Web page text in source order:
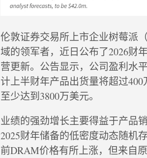
伦敦证券交易所上市企业树莓派
域的领军者，近日公布了2026财
营更新。公告显示，公司盈利水
计上半财年产品出货量将超过400
至少达到3800万美元。
业绩的强劲增长主要得益于产品
2025财年储备的低密度动态随机
前DRAM价格有所上涨，但来自